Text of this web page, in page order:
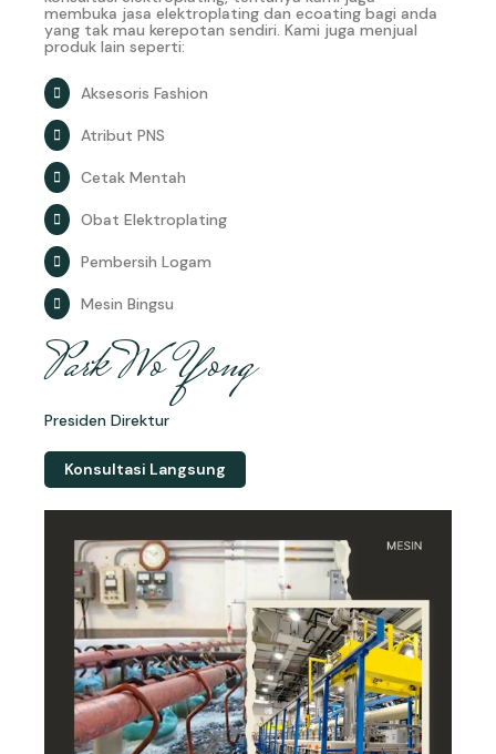
membuka jasa elektroplating dan ecoating bagi anda
yang tak mau kerepotan sendiri. Kami juga menjual
produk lain seperti:
Aksesoris Fashion
Atribut PNS
Cetak Mentah
Obat Elektroplating
Pembersih Logam
Mesin Bingsu
Park Wo Yong
Presiden Direktur
Konsultasi Langsung